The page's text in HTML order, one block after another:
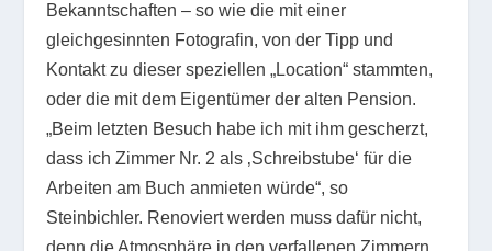
Bekanntschaften – so wie die mit einer
gleichgesinnten Fotografin, von der Tipp und
Kontakt zu dieser speziellen „Location“ stammten,
oder die mit dem Eigentümer der alten Pension.
„Beim letzten Besuch habe ich mit ihm gescherzt,
dass ich Zimmer Nr. 2 als ‚Schreibstube‘ für die
Arbeiten am Buch anmieten würde“, so
Steinbichler. Renoviert werden muss dafür nicht,